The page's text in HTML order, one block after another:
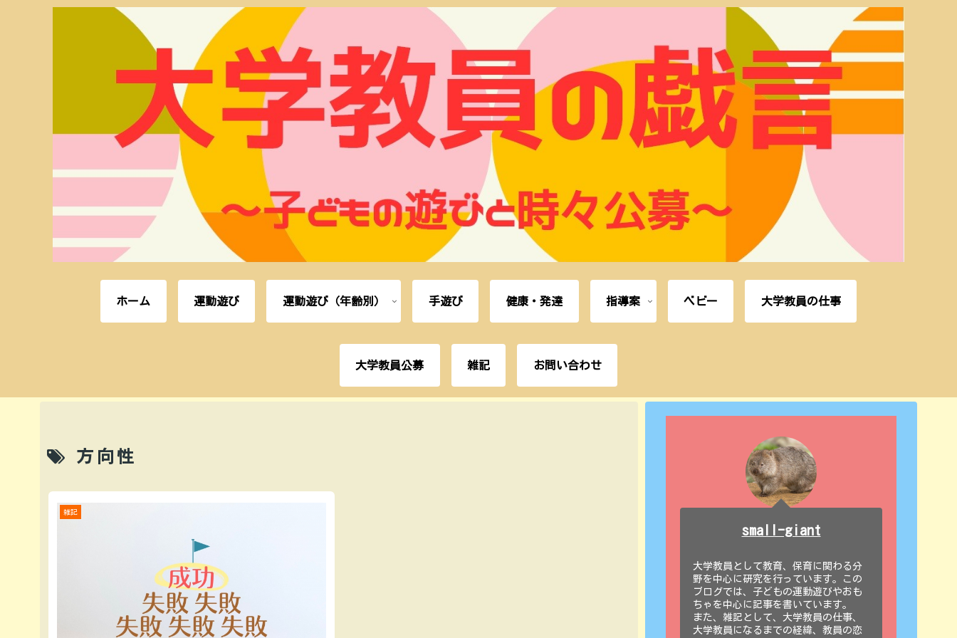
ホーム 運動遊び 運動遊び（年齢別） 手遊び 健康・発達 指導案 ベビー 大学教員の仕事
大学教員公募 雑記 お問い合わせ
方向性
雑記
small-giant
大学教員として教育、保育に関わる分
野を中心に研究を行っています。この
ブログでは、子どもの運動遊びやおも
ちゃを中心に記事を書いています。
また、雑記として、大学教員の仕事、
大学教員になるまでの経緯、教員の恋